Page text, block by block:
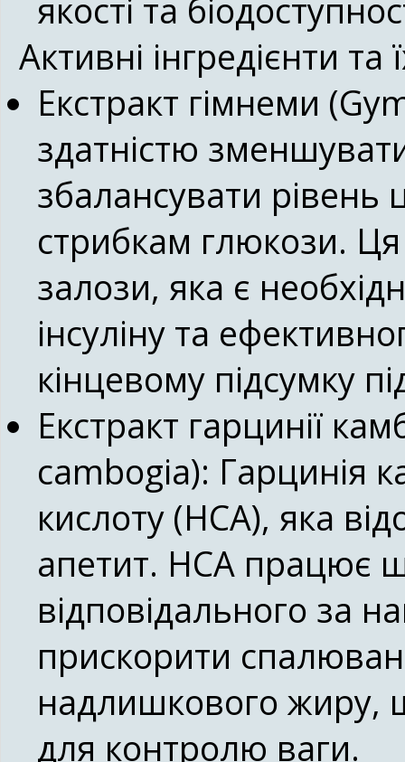
якості та
Активні інгредієнти та
Екстракт гімнеми
здатністю
збалансувати рівень
стрибкам глюкози.
залози, яка є
інсуліну та
кінцевому підсумку
Екстракт гарцинії
cambogia): Гарцинія
кислоту (HCA), яка
апетит. HCA працює
відповідального за
прискорити
надлишкового жиру,
для контролю ваги.